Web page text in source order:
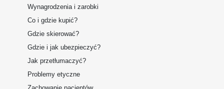
Wynagrodzenia i zarobki
Co i gdzie kupić?
Gdzie skierować?
Gdzie i jak ubezpieczyć?
Jak przetłumaczyć?
Problemy etyczne